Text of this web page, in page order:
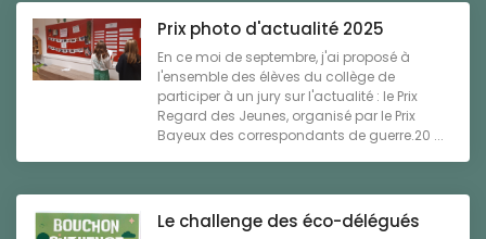
Prix photo d'actualité 2025
En ce moi de septembre, j'ai proposé à
l'ensemble des élèves du collège de
participer à un jury sur l'actualité : le Prix
Regard des Jeunes, organisé par le Prix
Bayeux des correspondants de guerre.20 ...
Le challenge des éco-délégués